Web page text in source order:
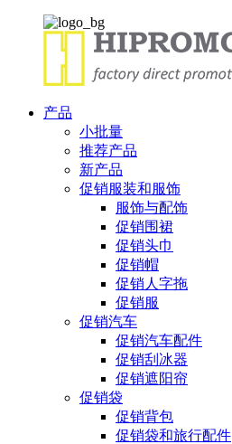
产品
小批量
推荐产品
新产品
促销服装和服饰
服饰与配饰
促销围裙
促销头巾
促销帽
促销人字拖
促销服
促销汽车
促销汽车配件
促销刮冰器
促销遮阳帘
促销袋
促销背包
促销袋和旅行配件